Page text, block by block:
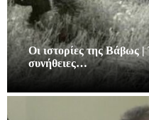
Οι ιστορίες της Βάβως |
συνήθειες…